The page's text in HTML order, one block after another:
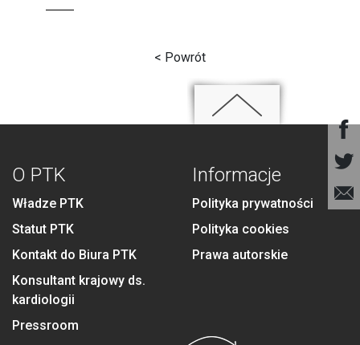
< Powrót
O PTK
Władze PTK
Statut PTK
Kontakt do Biura PTK
Konsultant krajowy ds.
kardiologii
Pressroom
Informacje
Polityka prywatności
Polityka cookies
Prawa autorskie